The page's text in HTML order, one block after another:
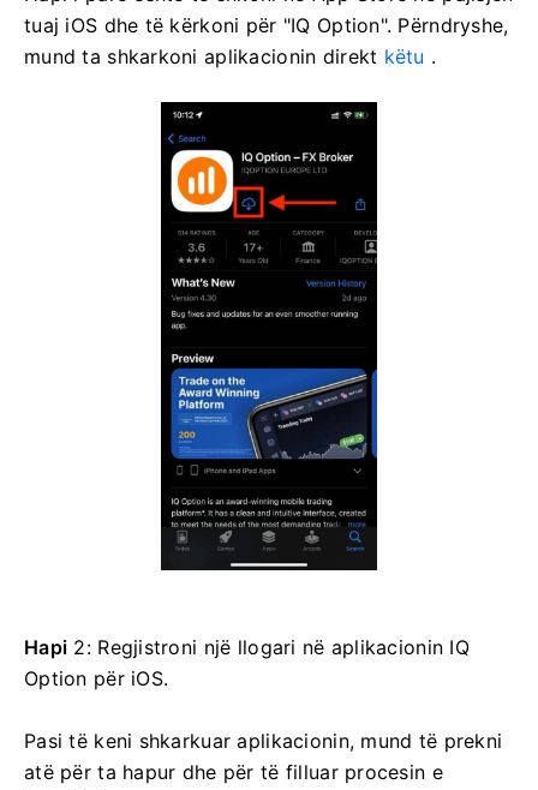
tuaj iOS dhe të kërkoni për "IQ Option". Përndryshe,
mund ta shkarkoni aplikacionin direkt këtu .
Hapi 2: Regjistroni një llogari në aplikacionin IQ
Option për iOS.
Pasi të keni shkarkuar aplikacionin, mund të prekni
atë për ta hapur dhe për të filluar procesin e